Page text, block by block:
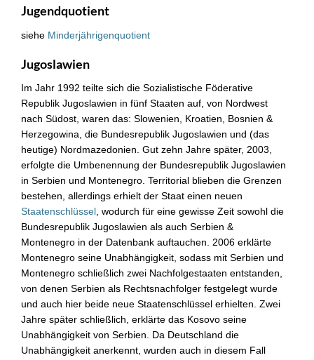
Jugendquotient
siehe Minderjährigenquotient
Jugoslawien
Im Jahr 1992 teilte sich die Sozialistische Föderative
Republik Jugoslawien in fünf Staaten auf, von Nordwest
nach Südost, waren das: Slowenien, Kroatien, Bosnien &
Herzegowina, die Bundesrepublik Jugoslawien und (das
heutige) Nordmazedonien. Gut zehn Jahre später, 2003,
erfolgte die Umbenennung der Bundesrepublik Jugoslawien
in Serbien und Montenegro. Territorial blieben die Grenzen
bestehen, allerdings erhielt der Staat einen neuen
Staatenschlüssel , wodurch für eine gewisse Zeit sowohl die
Bundesrepublik Jugoslawien als auch Serbien &
Montenegro in der Datenbank auftauchen. 2006 erklärte
Montenegro seine Unabhängigkeit, sodass mit Serbien und
Montenegro schließlich zwei Nachfolgestaaten entstanden,
von denen Serbien als Rechtsnachfolger festgelegt wurde
und auch hier beide neue Staatenschlüssel erhielten. Zwei
Jahre später schließlich, erklärte das Kosovo seine
Unabhängigkeit von Serbien. Da Deutschland die
Unabhängigkeit anerkennt, wurden auch in diesem Fall